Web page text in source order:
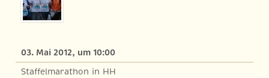
03. Mai 2012, um 10:00
Staffelmarathon in HH